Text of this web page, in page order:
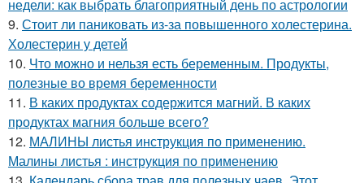
недели: как выбрать благоприятный день по астрологии
9. Стоит ли паниковать из-за повышенного холестерина.
Холестерин у детей
10. Что можно и нельзя есть беременным. Продукты,
полезные во время беременности
11. В каких продуктах содержится магний. В каких
продуктах магния больше всего?
12. МАЛИНЫ листья инструкция по применению.
Малины листья : инструкция по применению